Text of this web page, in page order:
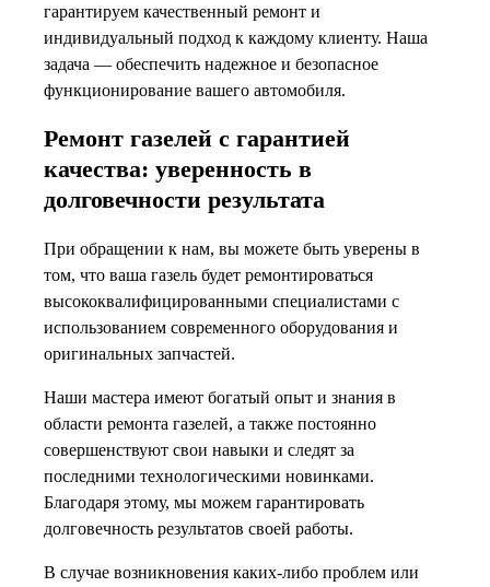
гарантируем качественный ремонт и
индивидуальный подход к каждому клиенту. Наша
задача — обеспечить надежное и безопасное
функционирование вашего автомобиля.
Ремонт газелей с гарантией
качества: уверенность в
долговечности результата
При обращении к нам, вы можете быть уверены в
том, что ваша газель будет ремонтироваться
высококвалифицированными специалистами с
использованием современного оборудования и
оригинальных запчастей.
Наши мастера имеют богатый опыт и знания в
области ремонта газелей, а также постоянно
совершенствуют свои навыки и следят за
последними технологическими новинками.
Благодаря этому, мы можем гарантировать
долговечность результатов своей работы.
В случае возникновения каких-либо проблем или